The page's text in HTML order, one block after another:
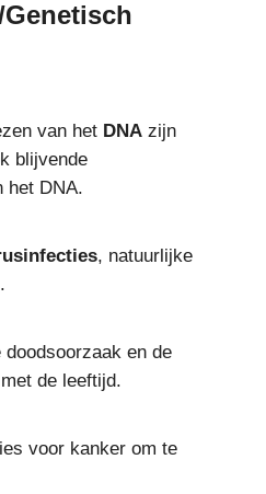
van het DNA zijn
blijvende
het DNA.
, natuurlijke
doodsoorzaak en de
de leeftijd.
voor kanker om te